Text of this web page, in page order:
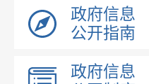
政府信息
公开指南
政府信息